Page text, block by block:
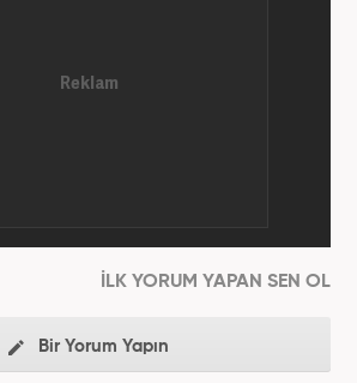
İLK YORUM YAPAN SEN OL
Bir Yorum Yapın